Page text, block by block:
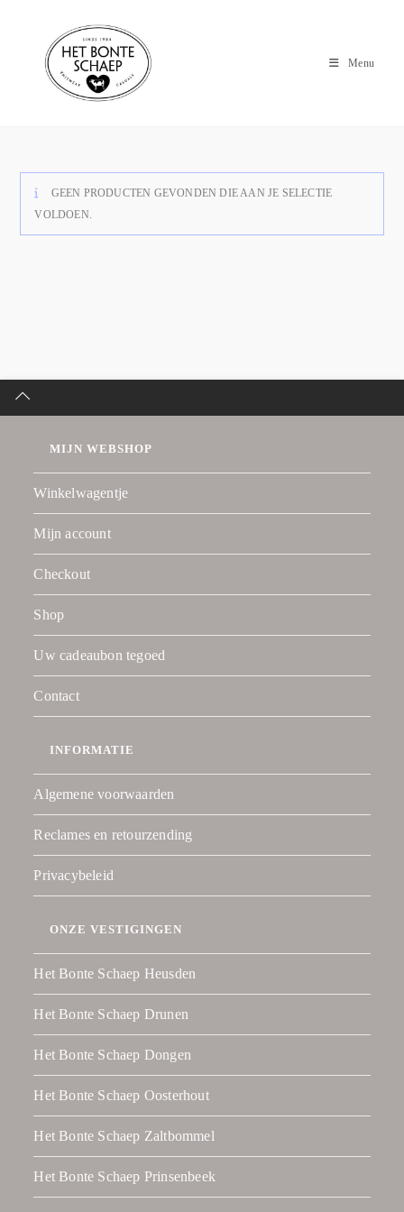
Menu
GEEN PRODUCTEN GEVONDEN DIE AAN JE SELECTIE
VOLDOEN.
MIJN WEBSHOP
Winkelwagentje
Mijn account
Checkout
Shop
Uw cadeaubon tegoed
Contact
INFORMATIE
Algemene voorwaarden
Reclames en retourzending
Privacybeleid
ONZE VESTIGINGEN
Het Bonte Schaep Heusden
Het Bonte Schaep Drunen
Het Bonte Schaep Dongen
Het Bonte Schaep Oosterhout
Het Bonte Schaep Zaltbommel
Het Bonte Schaep Prinsenbeek